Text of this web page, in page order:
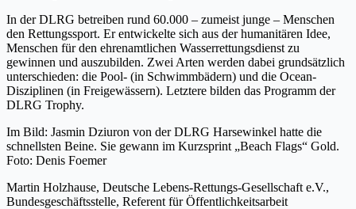
In der DLRG betreiben rund 60.000 – zumeist junge – Menschen
den Rettungssport. Er entwickelte sich aus der humanitären Idee,
Menschen für den ehrenamtlichen Wasserrettungsdienst zu
gewinnen und auszubilden. Zwei Arten werden dabei grundsätzlich
unterschieden: die Pool- (in Schwimmbädern) und die Ocean-
Disziplinen (in Freigewässern). Letztere bilden das Programm der
DLRG Trophy.
Im Bild: Jasmin Dziuron von der DLRG Harsewinkel hatte die
schnellsten Beine. Sie gewann im Kurzsprint „Beach Flags“ Gold.
Foto: Denis Foemer
Martin Holzhause, Deutsche Lebens-Rettungs-Gesellschaft e.V.,
Bundesgeschäftsstelle, Referent für Öffentlichkeitsarbeit